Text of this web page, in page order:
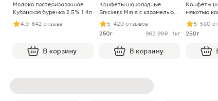
Молоко пастеризованное
Кубанская буренка 2.5% 1.4л
4.9· 642 отзыва
В корзину
Конфеты шоколадные
Snickers Minis с карамелью
арахисом и нугой
5· 420 отзывов
250г
962.99 ₽ · 1кг
В корзину
Конфеты
мякотью
5· 580
250г